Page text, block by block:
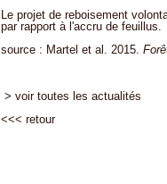
Le projet de reboisement
par rapport à l'accru de feuillus.
source : Martel et al. 2015.
> voir toutes les actualités
<<< retour